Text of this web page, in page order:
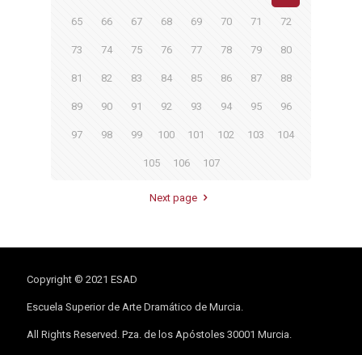
65 66 67 68 69 70 71 72
73 74 75 76 77 78 79 80
81 82 83 84 85 86 87 88
89 90 91 92 93 94 95 96
97 98 99 100 101 102 103 104
105 106 107
Next page
Copyright © 2021 ESAD
Escuela Superior de Arte Dramático de Murcia.
All Rights Reserved. Pza. de los Apóstoles 30001 Murcia.